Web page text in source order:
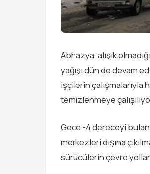
Abhazya, alışık
yağışı dün de devam
işçilerin çalışmalarıyla
temizlenmeye
Gece -4 dereceyi
merkezleri dışına
sürücülerin çevre